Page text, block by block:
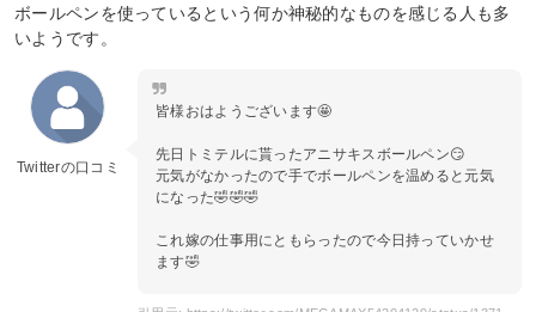
ボールペンを使っているという何か神秘的なものを感じる人も多
いようです。
Twitterの口コミ
皆様おはようございます🤩
先日トミテルに貰ったアニサキスボールペン😏
元気がなかったので手でボールペンを温めると元気
になった🤣🤣🤣
これ嫁の仕事用にともらったので今日持っていかせ
ます🤣